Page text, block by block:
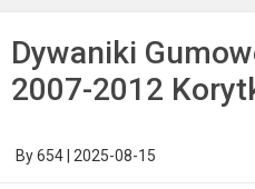
Dywaniki
2007-2012
By654 2025-08-15